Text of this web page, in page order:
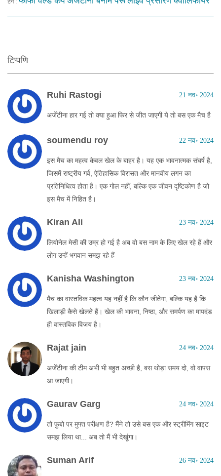
टैग :
टिप्पणि
Ruhi Rastogi 21 नव॰ 2024
अर्जेंटीना हार गई तो क्या हुआ फिर से जीत जाएगी ये तो बस एक मैच है
soumendu roy 22 नव॰ 2024
इस मैच का महत्व केवल खेल के बाहर है। यह एक भावनात्मक संघर्ष है,
जिसमें राष्ट्रीय गर्व, ऐतिहासिक विरासत और मानवीय लगन का
प्रतिनिधित्व होता है। एक गोल नहीं, बल्कि एक जीवन दृष्टिकोण है जो
इस मैच में निहित है।
Kiran Ali 23 नव॰ 2024
लियोनेल मेसी की उम्र हो गई है अब वो बस नाम के लिए खेल रहे हैं और
लोग उन्हें भगवान समझ रहे हैं
Kanisha Washington 23 नव॰ 2024
मैच का वास्तविक महत्व यह नहीं है कि कौन जीतेगा, बल्कि यह है कि
खिलाड़ी कैसे खेलते हैं। खेल की भावना, निष्ठा, और समर्पण का मापदंड
ही वास्तविक विजय है।
Rajat jain 24 नव॰ 2024
अर्जेंटीना की टीम अभी भी बहुत अच्छी है, बस थोड़ा समय दो, वो वापस
आ जाएगी।
Gaurav Garg 24 नव॰ 2024
तो फुबो पर मुफ्त परीक्षण है? मैंने तो उसे बस एक और स्ट्रीमिंग साइट
समझ लिया था... अब तो मैं भी देखूंगा।
Suman Arif 26 नव॰ 2024